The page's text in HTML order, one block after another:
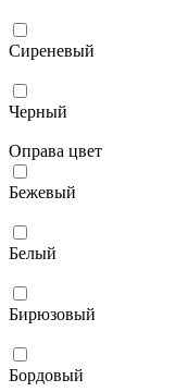
Сиреневый
Черный
Оправа цвет
Бежевый
Белый
Бирюзовый
Бордовый